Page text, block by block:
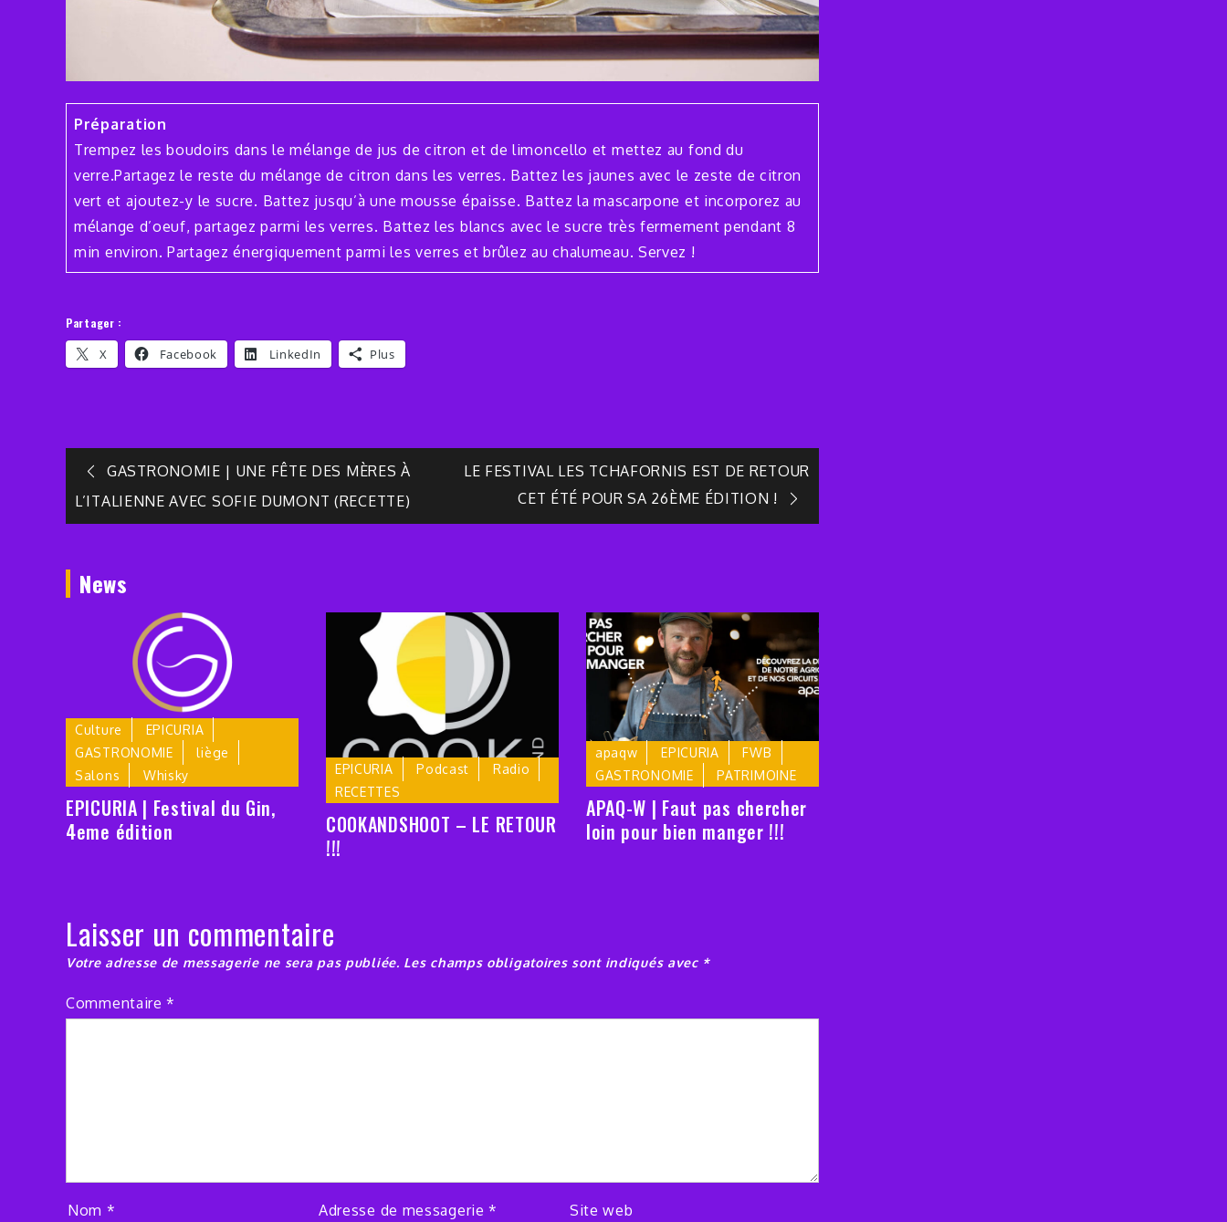
Préparation
Trempez les boudoirs dans le mélange de jus de citron et de limoncello et mettez au fond du
verre.Partagez le reste du mélange de citron dans les verres. Battez les jaunes avec le zeste de citron
vert et ajoutez-y le sucre. Battez jusqu’à une mousse épaisse. Battez la mascarpone et incorporez au
mélange d’oeuf, partagez parmi les verres. Battez les blancs avec le sucre très fermement pendant 8
min environ. Partagez énergiquement parmi les verres et brûlez au chalumeau. Servez !
Partager :
X Facebook LinkedIn Plus
Navigation
de
l’article
GASTRONOMIE | UNE FÊTE DES MÈRES À
L’ITALIENNE AVEC SOFIE DUMONT (RECETTE)
LE FESTIVAL LES TCHAFORNIS EST DE RETOUR
CET ÉTÉ POUR SA 26ÈME ÉDITION !
News
Culture
EPICURIA
GASTRONOMIE
liège
Salons
Whisky
EPICURIA | Festival du Gin,
4eme édition
EPICURIA Podcast
Radio
RECETTES
COOKANDSHOOT – LE RETOUR
!!!
apaqw EPICURIA
FWB
GASTRONOMIE
PATRIMOINE
APAQ-W | Faut pas chercher
loin pour bien manger !!!
Laisser un commentaire
Votre adresse de messagerie ne sera pas publiée. Les champs obligatoires sont indiqués avec *
Commentaire*
Nom * Adresse de messagerie* Site web